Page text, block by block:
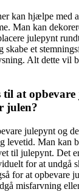
kan hjælpe med
Man kan
julepynt
skabe et
Alt dette vil
til at
julen?
julepynt og
levetid. Man kan
til julepynt. Det
for at undgå
for at opbevare
misfarvning